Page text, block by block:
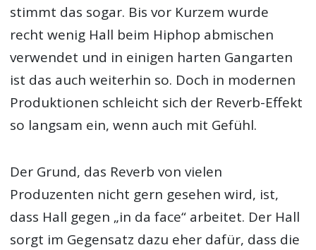
stimmt das sogar. Bis vor Kurzem wurde
recht wenig Hall beim Hiphop abmischen
verwendet und in einigen harten Gangarten
ist das auch weiterhin so. Doch in modernen
Produktionen schleicht sich der Reverb-Effekt
so langsam ein, wenn auch mit Gefühl.
Der Grund, das Reverb von vielen
Produzenten nicht gern gesehen wird, ist,
dass Hall gegen „in da face“ arbeitet. Der Hall
sorgt im Gegensatz dazu eher dafür, dass die